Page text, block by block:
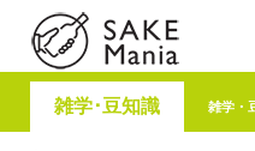
雑学･豆知識 雑学・